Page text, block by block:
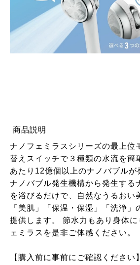
商品説明
ナノフェミラスシリーズの最上位
替えスイッチで３種類の水流を簡
あたり12億個以上のナノバブルが
ナノバブル発生機構から発生する
を浴びるだけで、自然なうるおい
「美肌」「保温・保湿」「洗浄」
提供します。 節水力もあり身体に
ェミラスを是非ご体感ください。
【購入前に事前にご確認ください】